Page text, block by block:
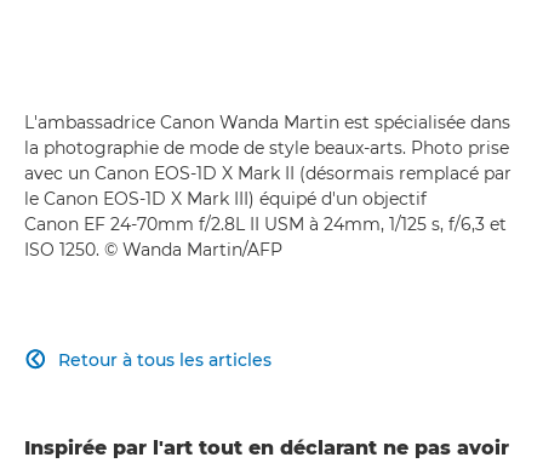
L'ambassadrice Canon Wanda Martin est spécialisée dans
la photographie de mode de style beaux-arts. Photo prise
avec un Canon EOS-1D X Mark II (désormais remplacé par
le Canon EOS-1D X Mark III) équipé d'un objectif
Canon EF 24-70mm f/2.8L II USM à 24mm, 1/125 s, f/6,3 et
ISO 1250. © Wanda Martin/AFP
Retour à tous les articles

Inspirée par l'art tout en déclarant ne pas avoir